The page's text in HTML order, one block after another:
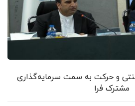
و حرکت به سمت سرمایه‌گذاری
مشترک فرا